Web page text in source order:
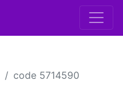
code 5714590